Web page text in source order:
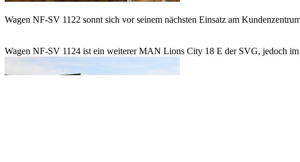
Wagen NF-SV 1122 sonnt sich vor seinem nächsten Einsatz am
Wagen NF-SV 1124 ist ein weiterer MAN Lions City 18 E der SVG, jedoch